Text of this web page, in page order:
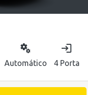
miscellaneous_services
Automático
login
4 Porta